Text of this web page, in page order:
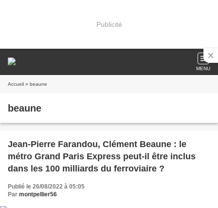
Publicité
MENU
Accueil » beaune
beaune
Jean-Pierre Farandou, Clément Beaune : le
métro Grand Paris Express peut-il être inclus
dans les 100 milliards du ferroviaire ?
Publié le 26/08/2022 à 05:05
Par montpellier56